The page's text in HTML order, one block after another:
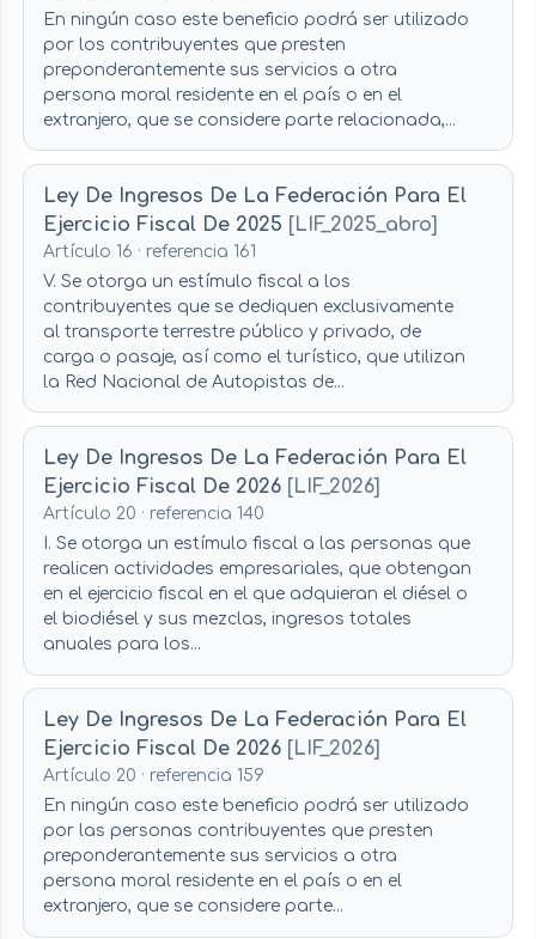
En ningún caso este beneficio podrá ser utilizado
por los contribuyentes que presten
preponderantemente sus servicios a otra
persona moral residente en el país o en el
extranjero, que se considere parte relacionada,...
Ley De Ingresos De La Federación Para El
Ejercicio Fiscal De 2025 [LIF_2025_abro]
Artículo 16 · referencia 161
V. Se otorga un estímulo fiscal a los
contribuyentes que se dediquen exclusivamente
al transporte terrestre público y privado, de
carga o pasaje, así como el turístico, que utilizan
la Red Nacional de Autopistas de...
Ley De Ingresos De La Federación Para El
Ejercicio Fiscal De 2026 [LIF_2026]
Artículo 20 · referencia 140
I. Se otorga un estímulo fiscal a las personas que
realicen actividades empresariales, que obtengan
en el ejercicio fiscal en el que adquieran el diésel o
el biodiésel y sus mezclas, ingresos totales
anuales para los...
Ley De Ingresos De La Federación Para El
Ejercicio Fiscal De 2026
[LIF_2026]
Artículo 20 · referencia 159
En ningún caso este beneficio podrá ser utilizado
por las personas contribuyentes que presten
preponderantemente sus servicios a otra
persona moral residente en el país o en el
extranjero, que se considere parte...